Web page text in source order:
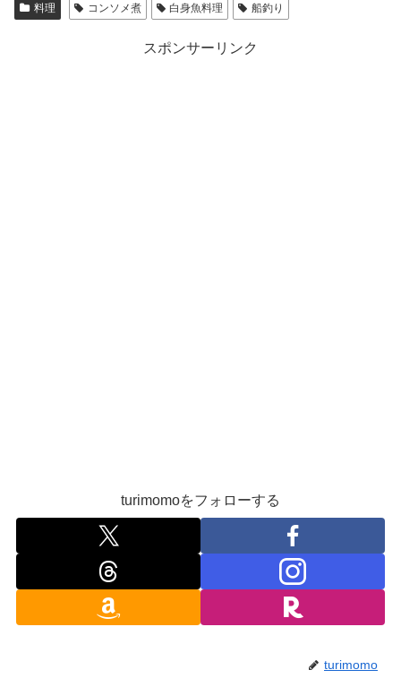
料理 コンソメ煮 白身魚料理 船釣り
スポンサーリンク
turimomoをフォローする
turimomo